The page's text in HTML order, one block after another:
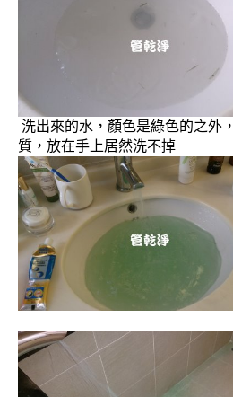
洗出來的水，顏色是綠色的之外
質，放在手上居然洗不掉